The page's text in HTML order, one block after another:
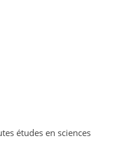
études en sciences